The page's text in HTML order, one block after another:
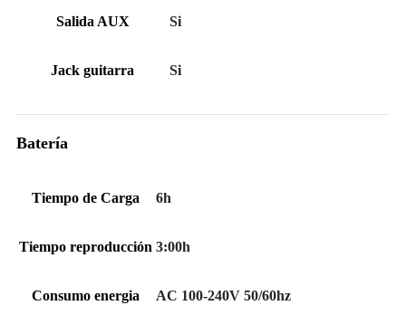
Salida AUX Si
Jack guitarra Si
Batería
Tiempo de Carga 6h
Tiempo reproducción 3:00h
Consumo energia AC 100-240V 50/60hz